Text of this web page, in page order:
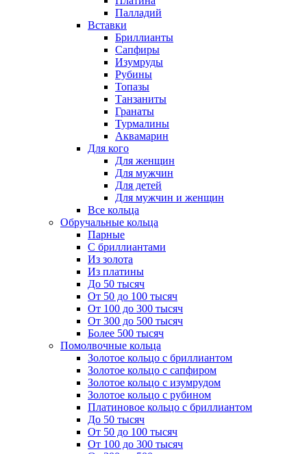
Палладий
Вставки
Бриллианты
Сапфиры
Изумруды
Рубины
Топазы
Танзаниты
Гранаты
Турмалины
Аквамарин
Для кого
Для женщин
Для мужчин
Для детей
Для мужчин и женщин
Все кольца
Обручальные кольца
Парные
С бриллиантами
Из золота
Из платины
До 50 тысяч
От 50 до 100 тысяч
От 100 до 300 тысяч
От 300 до 500 тысяч
Более 500 тысяч
Помолвочные кольца
Золотое кольцо с бриллиантом
Золотое кольцо с сапфиром
Золотое кольцо с изумрудом
Золотое кольцо с рубином
Платиновое кольцо с бриллиантом
До 50 тысяч
От 50 до 100 тысяч
От 100 до 300 тысяч